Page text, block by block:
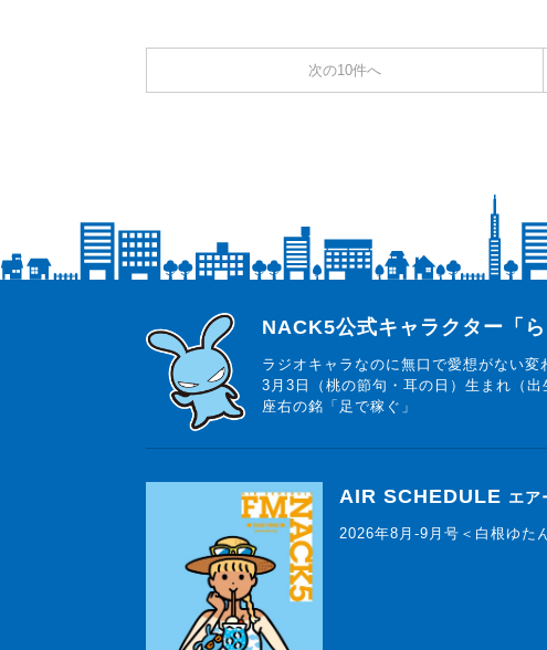
次の10件へ
らじっと君
NACK5公式キャラクター「ら
ラジオキャラなのに無口で愛想がない
3月3日（桃の節句・耳の日）生まれ（出
座右の銘「足で稼ぐ」
AIR SCHEDULE エア
2026年8月-9月号＜白根ゆた